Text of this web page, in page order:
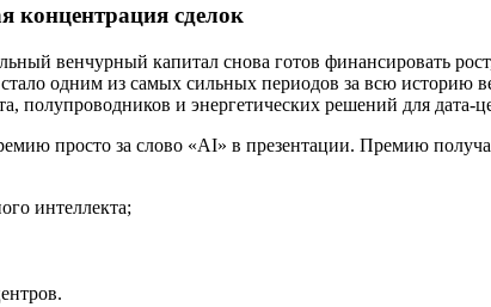
сделок
венчурный капитал снова готов финансировать
одним из самых сильных периодов за всю историю
полупроводников и энергетических решений для дата-
просто за слово «AI» в презентации. Премию
интеллекта;